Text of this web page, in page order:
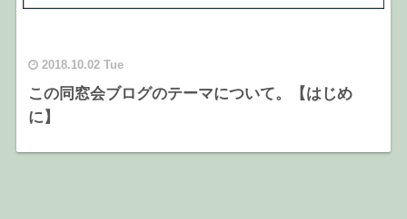
2018.10.02 Tue
この同窓会ブログのテーマについて。【はじめ
に】